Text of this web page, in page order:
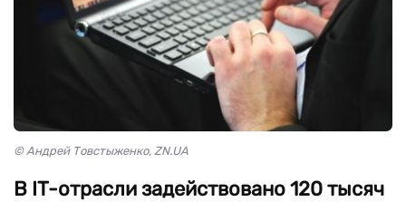
© Андрей Товстыженко, ZN.UA
В IT-отрасли задействовано 120 тысяч